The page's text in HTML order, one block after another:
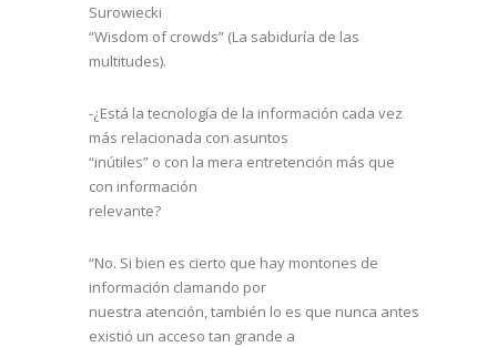
Surowiecki
“Wisdom of crowds” (La sabiduría de las
multitudes).
-¿Está la tecnología de la información cada vez
más relacionada con asuntos
“inútiles” o con la mera entretención más que
con información
relevante?
“No. Si bien es cierto que hay montones de
información clamando por
nuestra atención, también lo es que nunca antes
existió un acceso tan grande a